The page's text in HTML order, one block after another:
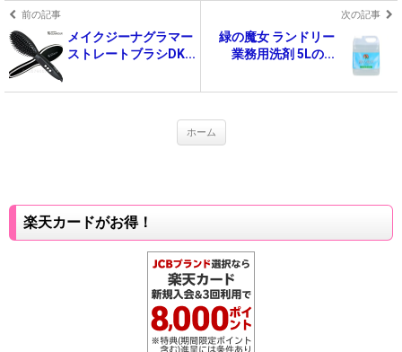
前の記事
メイクジーナグラマー
ストレートブラシDK...
次の記事
緑の魔女 ランドリー
業務用洗剤 5Lの...
ホーム
楽天カードがお得！